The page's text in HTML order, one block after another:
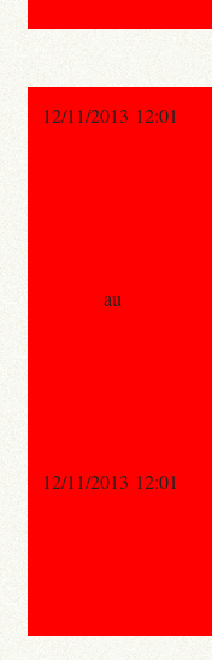
12/11/2013 12:01
au
12/11/2013 12:01